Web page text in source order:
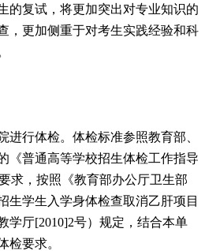
的复试，将更加突出对专业知识的
，更加侧重于对考生实践经验和科
进行体检。体检标准参照教育部、
《普通高等学校招生体检工作指导
求，按照《教育部办公厅卫生部
生学生入学身体检查取消乙肝项目
学厅[2010]2号）规定，结合本单
检要求。